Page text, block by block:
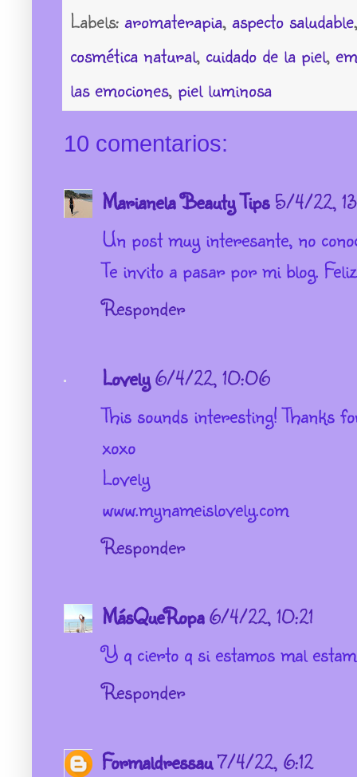
Labels: aromaterapia, aspecto saludable
cosmética natural, cuidado de la piel,
las emociones, piel luminosa
10 comentarios:
Marianela Beauty Tips 5/4/22,
Un post muy interesante, no
Te invito a pasar por mi blog.
Responder
Lovely6/4/22, 10:06
This sounds interesting! Thanks
xoxo
Lovely
www.mynameislovely.com
Responder
MásQueRopa6/4/22, 10:21
Y q cierto q si estamos mal
Responder
Formaldressau7/4/22, 6:12